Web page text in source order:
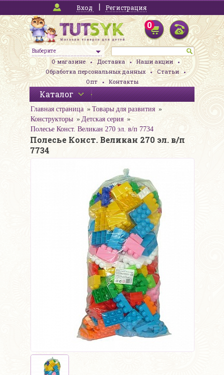
Вход Регистрация
Выберите
0
О магазине Доставка
Наши акции
Обработка персональных данных
Статьи
Опт
Контакты
Каталог
Главная страница
Товары для развития
Конструкторы
Детская серия
Полесье Конст. Великан 270 эл. в/п 7734
Полесье Конст. Великан 270 эл. в/п
7734